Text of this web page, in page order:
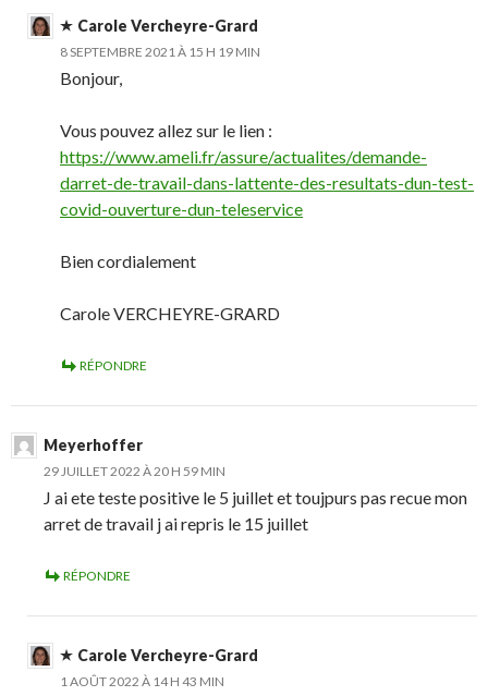
Carole Vercheyre-Grard
8 SEPTEMBRE 2021 À 15 H 19 MIN
Bonjour,
Vous pouvez allez sur le lien :
https://www.ameli.fr/assure/actualites/demande-
darret-de-travail-dans-lattente-des-resultats-dun-test-
covid-ouverture-dun-teleservice
Bien cordialement
Carole VERCHEYRE-GRARD
RÉPONDRE
Meyerhoffer
29 JUILLET 2022 À 20 H 59 MIN
J ai ete teste positive le 5 juillet et toujpurs pas recue mon
arret de travail j ai repris le 15 juillet
RÉPONDRE
Carole Vercheyre-Grard
1 AOÛT 2022 À 14 H 43 MIN